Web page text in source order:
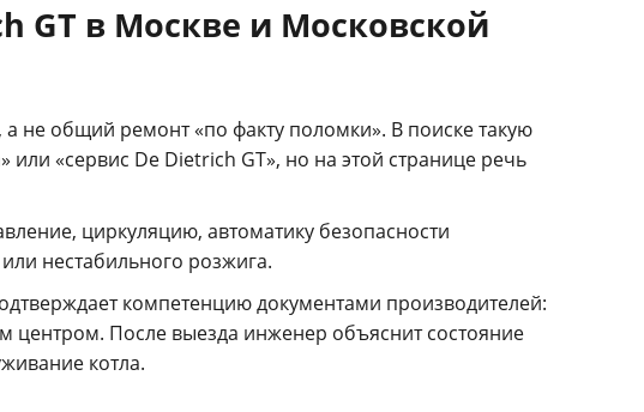
GT в Москве и Московской
не общий ремонт «по факту поломки». В поиске такую
или «сервис De Dietrich GT», но на этой странице речь
циркуляцию, автоматику безопасности
нестабильного розжига.
компетенцию документами производителей:
После выезда инженер объяснит состояние
котла.